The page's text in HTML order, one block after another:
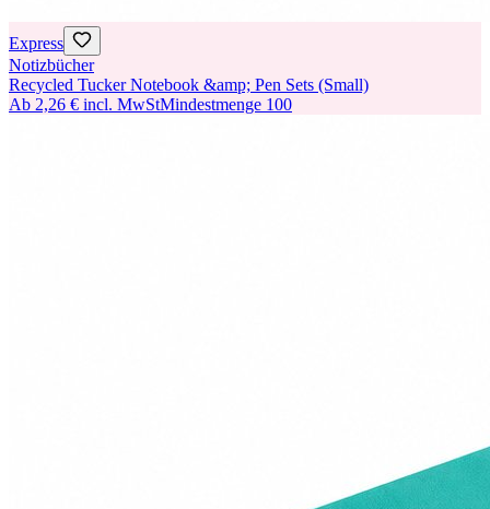
Express
Notizbücher
Recycled Tucker Notebook &amp; Pen Sets (Small)
Ab 2,26 € incl. MwStMindestmenge 100